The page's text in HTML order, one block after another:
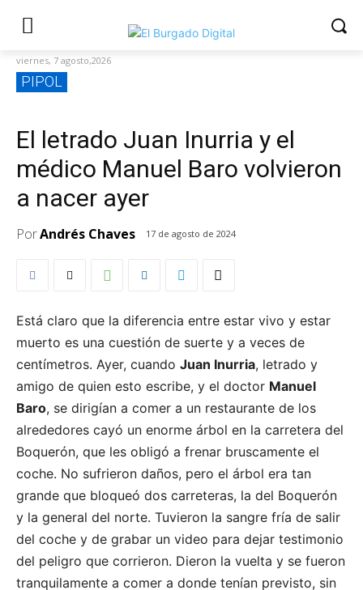
viernes, 7 agosto,2026
PIPOL
El letrado Juan Inurria y el
médico Manuel Baro volvieron
a nacer ayer
PorAndrés Chaves 17 de agosto de 2024
Está claro que la diferencia entre estar vivo y estar
muerto es una cuestión de suerte y a veces de
centímetros. Ayer, cuando Juan Inurria, letrado y
amigo de quien esto escribe, y el doctor Manuel
Baro, se dirigían a comer a un restaurante de los
alrededores cayó un enorme árbol en la carretera del
Boquerón, que les obligó a frenar bruscamente el
coche. No sufrieron daños, pero el árbol era tan
grande que bloqueó dos carreteras, la del Boquerón
y la general del norte. Tuvieron la sangre fría de salir
del coche y de grabar un video para dejar testimonio
del peligro que corrieron. Dieron la vuelta y se fueron
tranquilamente a comer a donde tenían previsto, sin